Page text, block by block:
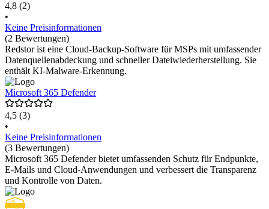
4,8 (2)
•
Keine Preisinformationen
(2 Bewertungen)
Redstor ist eine Cloud-Backup-Software für MSPs mit umfassender
Datenquellenabdeckung und schneller Dateiwiederherstellung. Sie
enthält KI-Malware-Erkennung.
Microsoft 365 Defender
4,5 (3)
•
Keine Preisinformationen
(3 Bewertungen)
Microsoft 365 Defender bietet umfassenden Schutz für Endpunkte,
E-Mails und Cloud-Anwendungen und verbessert die Transparenz
und Kontrolle von Daten.